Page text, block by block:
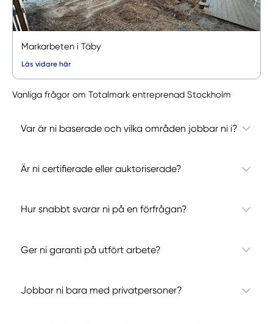
Markarbeten i Täby
Läs vidare här
Vanliga frågor om Totalmark entreprenad Stockholm
Var är ni baserade och vilka områden jobbar ni i?
Är ni certifierade eller auktoriserade?
Hur snabbt svarar ni på en förfrågan?
Ger ni garanti på utfört arbete?
Jobbar ni bara med privatpersoner?